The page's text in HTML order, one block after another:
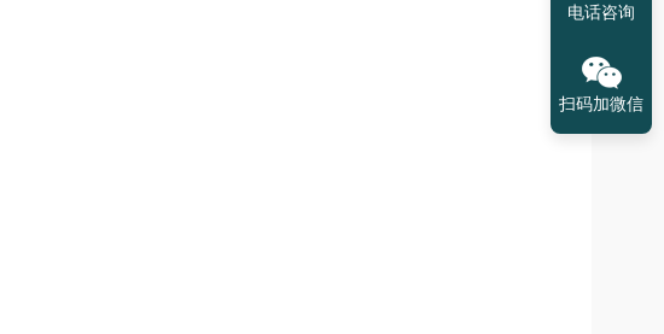
电话咨询
扫码加微信